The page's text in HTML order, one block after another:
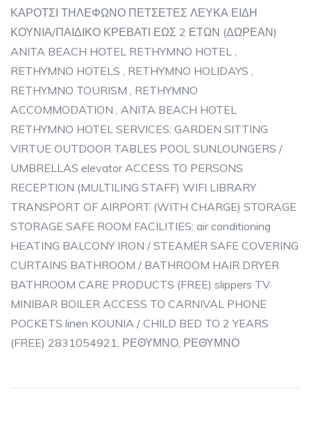
ΚΑΡΟΤΣΙ ΤΗΛΕΦΩΝΟ ΠΕΤΣΕΤΕΣ ΛΕΥΚΑ ΕΙΔΗ
ΚΟΥΝΙΑ/ΠΑΙΔΙΚΟ ΚΡΕΒΑΤΙ ΕΩΣ 2 ΕΤΩΝ (ΔΩΡΕΑΝ)
ANITA BEACH HOTEL RETHYMNO HOTEL ,
RETHYMNO HOTELS , RETHYMNO HOLIDAYS ,
RETHYMNO TOURISM , RETHYMNO
ACCOMMODATION , ANITA BEACH HOTEL
RETHYMNO HOTEL SERVICES: GARDEN SITTING
VIRTUE OUTDOOR TABLES POOL SUNLOUNGERS /
UMBRELLAS elevator ACCESS TO PERSONS
RECEPTION (MULTILING STAFF) WIFI LIBRARY
TRANSPORT OF AIRPORT (WITH CHARGE) STORAGE
STORAGE SAFE ROOM FACILITIES: air conditioning
HEATING BALCONY IRON / STEAMER SAFE COVERING
CURTAINS BATHROOM / BATHROOM HAIR DRYER
BATHROOM CARE PRODUCTS (FREE) slippers TV
MINIBAR BOILER ACCESS TO CARNIVAL PHONE
POCKETS linen KOUNIA / CHILD BED TO 2 YEARS
(FREE) 2831054921, ΡΕΘΥΜΝΟ, ΡΕΘΥΜΝΟ